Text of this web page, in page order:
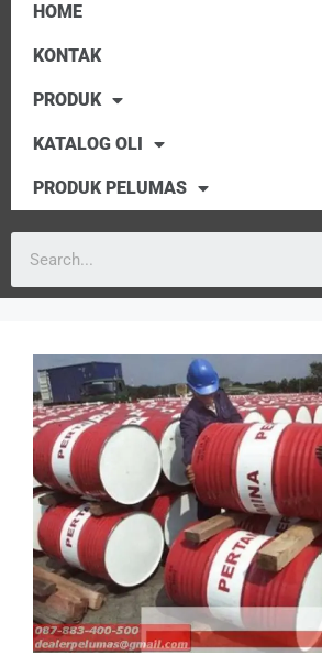
HOME
KONTAK
PRODUK
KATALOG OLI
PRODUK PELUMAS